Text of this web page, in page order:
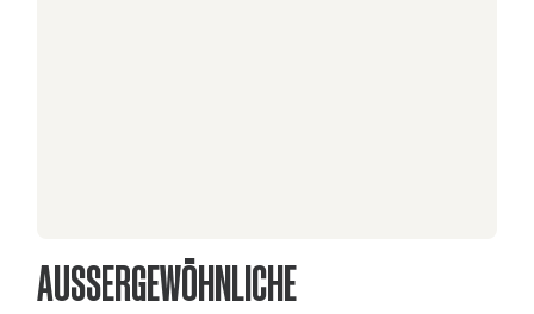
AUSSERGEWÖHNLICHE Z